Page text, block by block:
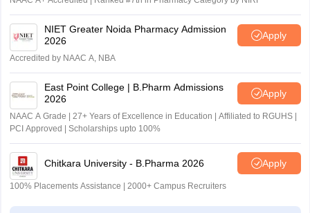
NIET Greater Noida Pharmacy Admission
2026
Apply
Accredited by NAAC A, NBA
East Point College | B.Pharm Admissions
2026
Apply
NAAC A Grade | 27+ Years of Excellence in Education | Affiliated to RGUHS |
PCI Approved | Scholarships upto 100%
Chitkara University - B.Pharma 2026 Apply
100% Placements Assistance | 2000+ Campus Recruiters